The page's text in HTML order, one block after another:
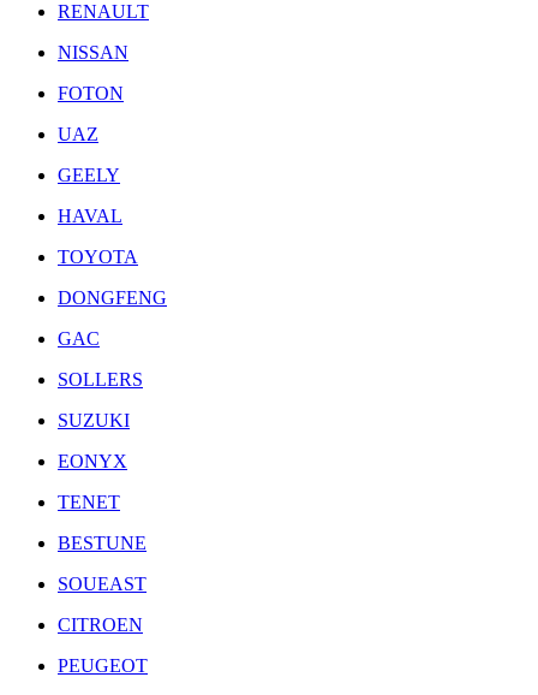
RENAULT
NISSAN
FOTON
UAZ
GEELY
HAVAL
TOYOTA
DONGFENG
GAC
SOLLERS
SUZUKI
EONYX
TENET
BESTUNE
SOUEAST
CITROEN
PEUGEOT